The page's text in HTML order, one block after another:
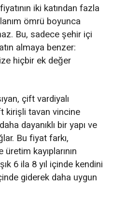
iki katından fazla
ömrü boyunca
Bu, sadece şehir içi
almaya benzer:
hiçbir ek değer
çift vardiyalı
kirişli tavan vincine
dayanıklı bir yapı ve
Bu fiyat farkı,
kayıplarının
6 ila 8 yıl içinde kendini
giderek daha uygun